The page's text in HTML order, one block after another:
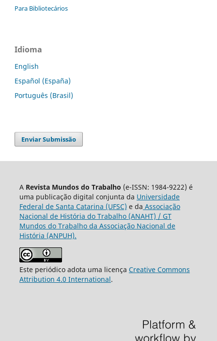
Para Bibliotecários
Idioma
English
Español (España)
Português (Brasil)
Enviar Submissão
A Revista Mundos do Trabalho (e-ISSN: 1984-9222) é
uma publicação digital conjunta da Universidade
Federal de Santa Catarina (UFSC) e da Associação
Nacional de História do Trabalho (ANAHT) / GT
Mundos do Trabalho da Associação Nacional de
História (ANPUH).
Este periódico adota uma licença Creative Commons
Attribution 4.0 International.